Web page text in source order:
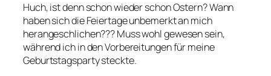
Huch, ist denn schon wieder schon Ostern? Wann
haben sich die Feiertage unbemerkt an mich
herangeschlichen??? Muss wohl gewesen sein,
während ich in den Vorbereitungen für meine
Geburtstagsparty steckte.